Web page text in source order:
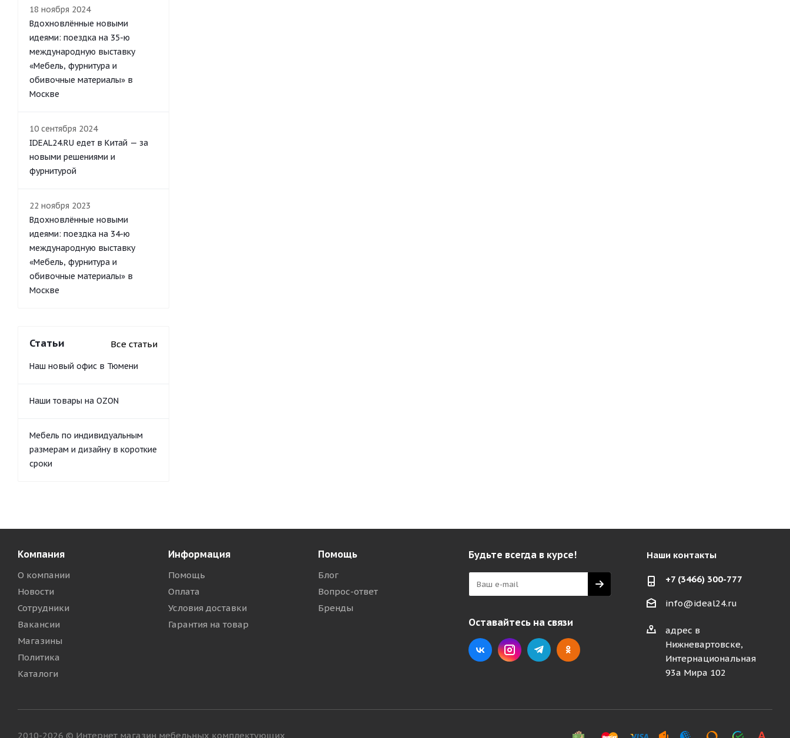
18 ноября 2024
Вдохновлённые новыми
идеями: поездка на 35-ю
международную выставку
«Мебель, фурнитура и
обивочные материалы» в
Москве
10 сентября 2024
IDEAL24.RU едет в Китай — за
новыми решениями и
фурнитурой
22 ноября 2023
Вдохновлённые новыми
идеями: поездка на 34-ю
международную выставку
«Мебель, фурнитура и
обивочные материалы» в
Москве
Статьи Все статьи
Наш новый офис в Тюмени
Наши товары на OZON
Мебель по индивидуальным
размерам и дизайну в короткие
сроки
Компания
О компании
Новости
Сотрудники
Вакансии
Магазины
Политика
Каталоги
Информация
Помощь
Оплата
Условия доставки
Гарантия на товар
Помощь
Блог
Вопрос-ответ
Бренды
Будьте всегда в курсе!
Оставайтесь на связи
Наши контакты
+7 (3466) 300-777
info@ideal24.ru
адрес в
Нижневартовске,
Интернациональная
93а Мира 102
2010-2026 © Интернет магазин мебельных комплектующих